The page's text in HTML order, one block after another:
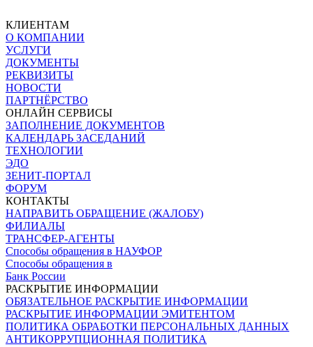
КЛИЕНТАМ
О КОМПАНИИ
УСЛУГИ
ДОКУМЕНТЫ
РЕКВИЗИТЫ
НОВОСТИ
ПАРТНЁРСТВО
ОНЛАЙН СЕРВИСЫ
ЗАПОЛНЕНИЕ ДОКУМЕНТОВ
КАЛЕНДАРЬ ЗАСЕДАНИЙ
ТЕХНОЛОГИИ
ЭДО
ЗЕНИТ-ПОРТАЛ
ФОРУМ
КОНТАКТЫ
НАПРАВИТЬ ОБРАЩЕНИЕ (ЖАЛОБУ)
ФИЛИАЛЫ
ТРАНСФЕР-АГЕНТЫ
Способы обращения в НАУФОР
Способы обращения в
Банк России
РАСКРЫТИЕ ИНФОРМАЦИИ
ОБЯЗАТЕЛЬНОЕ РАСКРЫТИЕ ИНФОРМАЦИИ
РАСКРЫТИЕ ИНФОРМАЦИИ ЭМИТЕНТОМ
ПОЛИТИКА ОБРАБОТКИ ПЕРСОНАЛЬНЫХ ДАННЫХ
АНТИКОРРУПЦИОННАЯ ПОЛИТИКА